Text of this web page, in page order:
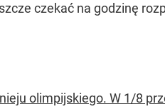
czekać na godzinę
olimpijskiego. W 1/8